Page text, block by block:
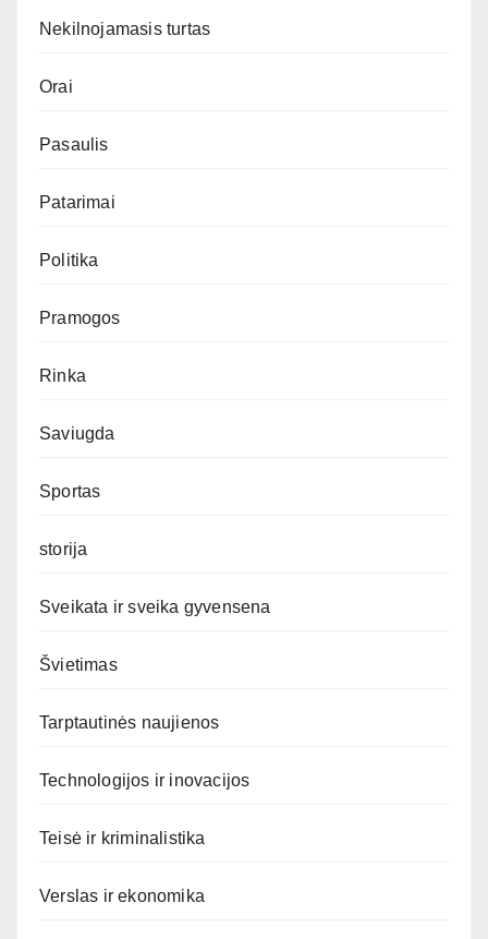
Nekilnojamasis turtas
Orai
Pasaulis
Patarimai
Politika
Pramogos
Rinka
Saviugda
Sportas
storija
Sveikata ir sveika gyvensena
Švietimas
Tarptautinės naujienos
Technologijos ir inovacijos
Teisė ir kriminalistika
Verslas ir ekonomika